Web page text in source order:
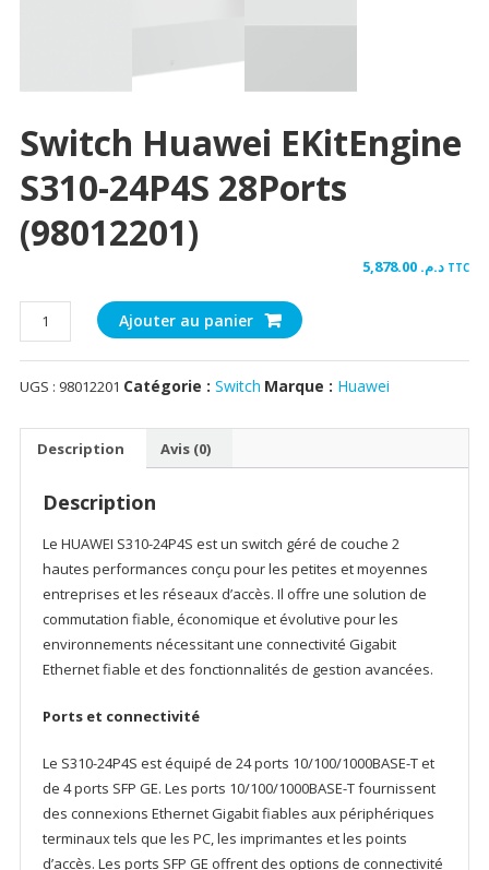
Switch Huawei EKitEngine
S310-24P4S 28Ports
(98012201)
د.م. TTC
quantité
de
Switch
Huawei
(98012201)
Ajouter au panier
UGS : 98012201 Catégorie : Switch Marque : Huawei
Description Avis (0)
Description
Le HUAWEI S310-24P4S est un switch géré de couche 2
hautes performances conçu pour les petites et moyennes
entreprises et les réseaux d’accès. Il offre une solution de
commutation fiable, économique et évolutive pour les
environnements nécessitant une connectivité Gigabit
Ethernet fiable et des fonctionnalités de gestion avancées.
Ports et connectivité
Le S310-24P4S est équipé de 24 ports 10/100/1000BASE-T et
de 4 ports SFP GE. Les ports 10/100/1000BASE-T fournissent
des connexions Ethernet Gigabit fiables aux périphériques
terminaux tels que les PC, les imprimantes et les points
d’accès. Les ports SFP GE offrent des options de connectivité